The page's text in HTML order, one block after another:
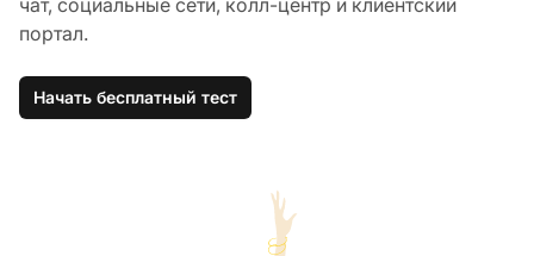
чат, социальные сети, колл-центр и клиентский
портал.
Начать бесплатный тест